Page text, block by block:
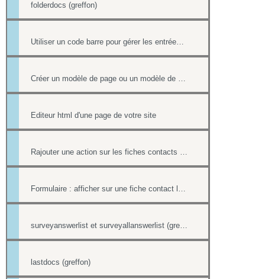
folderdocs (greffon)
Utiliser un code barre pour gérer les entrées à ses événements
Créer un modèle de page ou un modèle de mailing
Editeur html d'une page de votre site
Rajouter une action sur les fiches contacts de chacun des destinataires d'un mailing
Formulaire : afficher sur une fiche contact le lien ou le contenu d'un formulaire
surveyanswerlist et surveyallanswerlist (greffons)
lastdocs (greffon)